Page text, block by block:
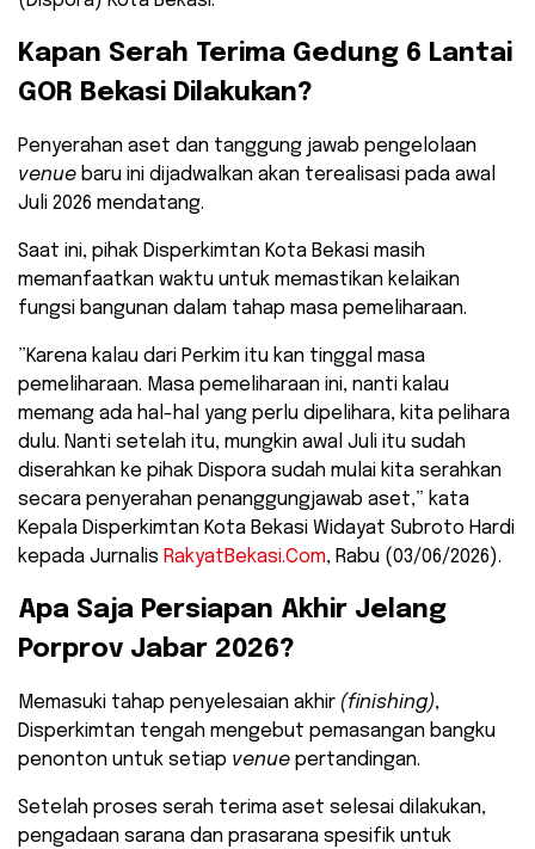
​Kapan Serah Terima Gedung 6 Lantai
GOR Bekasi Dilakukan?
​Penyerahan aset dan tanggung jawab pengelolaan
venue baru ini dijadwalkan akan terealisasi pada awal
Juli 2026 mendatang.
Saat ini, pihak Disperkimtan Kota Bekasi masih
memanfaatkan waktu untuk memastikan kelaikan
fungsi bangunan dalam tahap masa pemeliharaan.
​”Karena kalau dari Perkim itu kan tinggal masa
pemeliharaan. Masa pemeliharaan ini, nanti kalau
memang ada hal-hal yang perlu dipelihara, kita pelihara
dulu. Nanti setelah itu, mungkin awal Juli itu sudah
diserahkan ke pihak Dispora sudah mulai kita serahkan
secara penyerahan penanggungjawab aset,” kata
Kepala Disperkimtan Kota Bekasi Widayat Subroto Hardi
kepada Jurnalis RakyatBekasi.Com, Rabu (03/06/2026).
​Apa Saja Persiapan Akhir Jelang
Porprov Jabar 2026?
​Memasuki tahap penyelesaian akhir (finishing),
Disperkimtan tengah mengebut pemasangan bangku
penonton untuk setiap venue pertandingan.
Setelah proses serah terima aset selesai dilakukan,
pengadaan sarana dan prasarana spesifik untuk